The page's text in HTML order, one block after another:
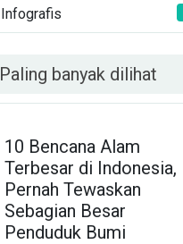
Infografis
Paling banyak dilihat
10 Bencana Alam
Terbesar di Indonesia,
Pernah Tewaskan
Sebagian Besar
Penduduk Bumi